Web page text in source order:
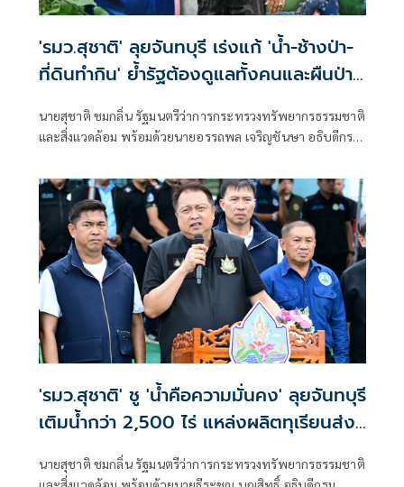
'รมว.สุชาติ' ลุยจันทบุรี เร่งแก้ 'น้ำ-ช้างป่า-
ที่ดินทำกิน' ย้ำรัฐต้องดูแลทั้งคนและผืนป่า
เดินหน้าสร้างสมดุล 'คนอยู่ได้ ช้างอยู่ได้ ป่า
อยู่รอด'
นายสุชาติ ชมกลิ่น รัฐมนตรีว่าการกระทรวงทรัพยากรธรรมชาติ
และสิ่งแวดล้อม พร้อมด้วยนายอรรถพล เจริญชันษา อธิบดีกรม
วงฯ ลงพื้นที่อำเภอสอยดาว จังหวัดจันทบุรี รับฟังปัญหาจาก
ประชาชนโดยตรง
'รมว.สุชาติ' ชู 'น้ำคือความมั่นคง' ลุยจันทบุรี
เติมน้ำกว่า 2,500 ไร่ แหล่งผลิตทุเรียนส่ง
ออกของไทย พร้อมเติมน้ำให้ช้างป่า
นายสุชาติ ชมกลิ่น รัฐมนตรีว่าการกระทรวงทรัพยากรธรรมชาติ